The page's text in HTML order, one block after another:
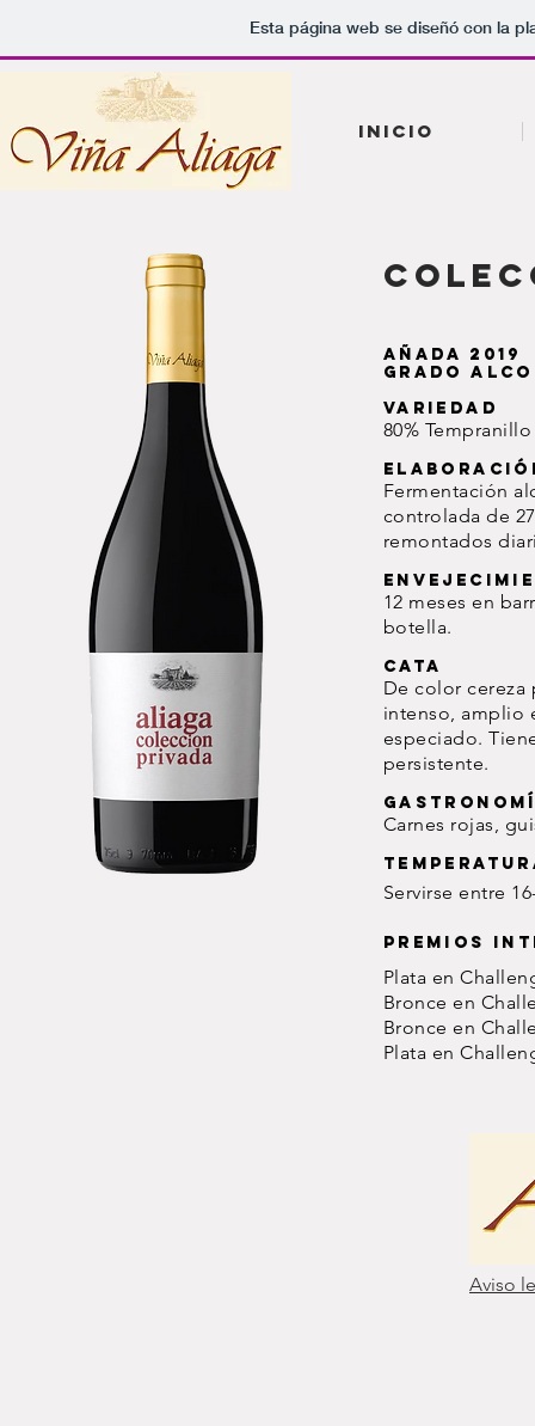
Esta página web se diseñó con la
INICIO
AÑADA
Grado
Variedad
80%
Fermentación
controlada de
remontados
12 meses en
botella.
Cata
De color cereza
intenso, amplio
especiado.
persistente.
Carnes rojas,
Servirse entre
Premios
Plata en
Bronce en
Bronce en
Plata en
Aviso